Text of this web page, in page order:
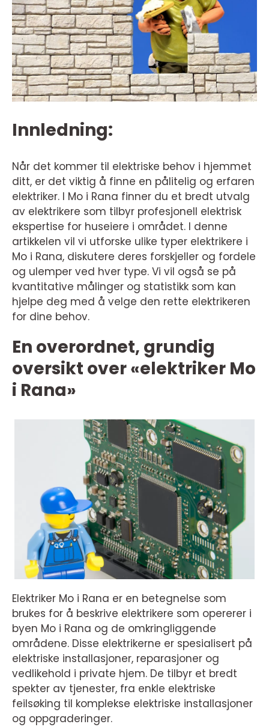
Innledning:
Når det kommer til elektriske behov i hjemmet
ditt, er det viktig å finne en pålitelig og erfaren
elektriker. I Mo i Rana finner du et bredt utvalg
av elektrikere som tilbyr profesjonell elektrisk
ekspertise for huseiere i området. I denne
artikkelen vil vi utforske ulike typer elektrikere i
Mo i Rana, diskutere deres forskjeller og fordele
og ulemper ved hver type. Vi vil også se på
kvantitative målinger og statistikk som kan
hjelpe deg med å velge den rette elektrikeren
for dine behov.
En overordnet, grundig
oversikt over «elektriker Mo
i Rana»
Elektriker Mo i Rana er en betegnelse som
brukes for å beskrive elektrikere som opererer i
byen Mo i Rana og de omkringliggende
områdene. Disse elektrikerne er spesialisert på
elektriske installasjoner, reparasjoner og
vedlikehold i private hjem. De tilbyr et bredt
spekter av tjenester, fra enkle elektriske
feilsøking til komplekse elektriske installasjoner
og oppgraderinger.